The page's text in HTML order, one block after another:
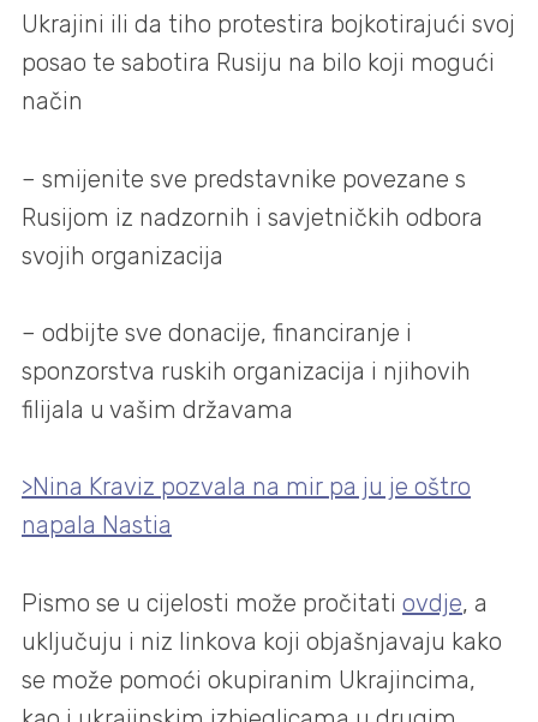
Ukrajini ili da tiho protestira bojkotirajući svoj
posao te sabotira Rusiju na bilo koji mogući
način
– smijenite sve predstavnike povezane s
Rusijom iz nadzornih i savjetničkih odbora
svojih organizacija
– odbijte sve donacije, financiranje i
sponzorstva ruskih organizacija i njihovih
filijala u vašim državama
>Nina Kraviz pozvala na mir pa ju je oštro
napala Nastia
Pismo se u cijelosti može pročitati ovdje, a
uključuju i niz linkova koji objašnjavaju kako
se može pomoći okupiranim Ukrajincima,